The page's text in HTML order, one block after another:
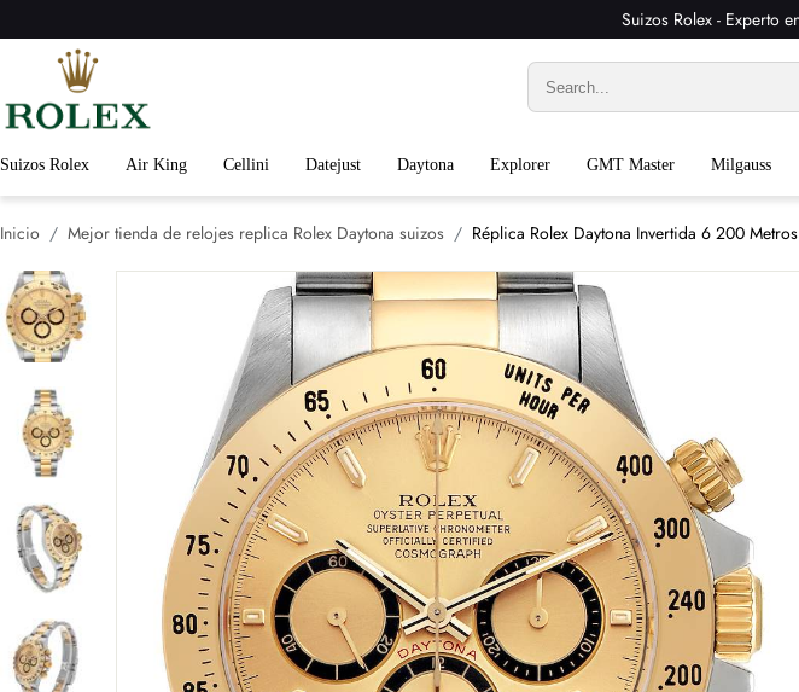
Suizos Rolex - Experto
Suizos Rolex Air King Cellini Datejust Daytona Explorer GMT Master Milgauss
Inicio Mejor tienda de relojes replica Rolex Daytona suizos Réplica Rolex Daytona Invertida 6 200